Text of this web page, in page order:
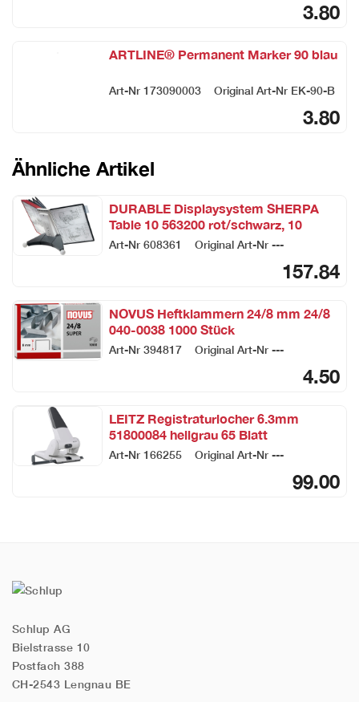
3.80
ARTLINE® Permanent Marker 90 blau
Art-Nr 173090003 Original Art-Nr EK-90-B
3.80
Ähnliche Artikel
DURABLE Displaysystem SHERPA
Table 10 563200 rot/schwarz, 10
Sichttafeln A4
Art-Nr 608361 Original Art-Nr ---
157.84
NOVUS Heftklammern 24/8 mm 24/8
040-0038 1000 Stück
Art-Nr 394817 Original Art-Nr ---
4.50
LEITZ Registraturlocher 6.3mm
51800084 hellgrau 65 Blatt
Art-Nr 166255 Original Art-Nr ---
99.00
Schlup AG
Bielstrasse 10
Postfach 388
CH-2543 Lengnau BE